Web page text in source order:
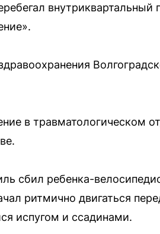
внутриквартальный
в травматологическом
сбил ребенка-
ритмично двигаться
испугом и ссадинами.